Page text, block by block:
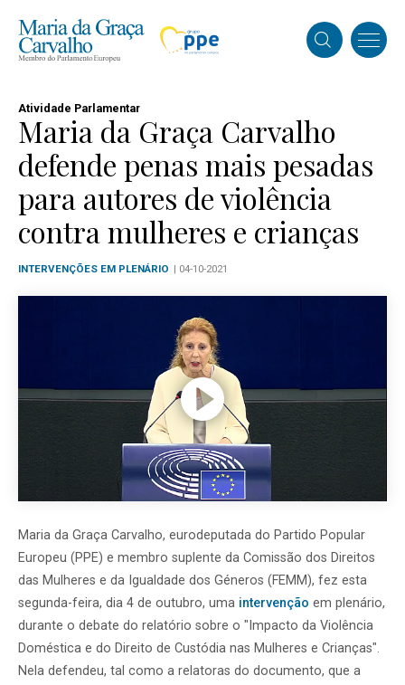
Atividade Parlamentar
Maria da Graça Carvalho
defende penas mais pesadas
para autores de violência
contra mulheres e crianças
INTERVENÇÕES EM PLENÁRIO | 04-10-2021
Maria da Graça Carvalho, eurodeputada do Partido Popular
Europeu (PPE) e membro suplente da Comissão dos Direitos
das Mulheres e da Igualdade dos Géneros (FEMM), fez esta
segunda-feira, dia 4 de outubro, uma intervenção em plenário,
durante o debate do relatório sobre o "Impacto da Violência
Doméstica e do Direito de Custódia nas Mulheres e Crianças".
Nela defendeu, tal como a relatoras do documento, que a